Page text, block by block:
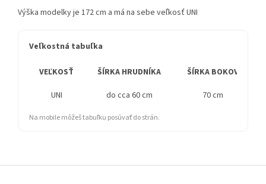
Výška modelky je 172 cm a má na sebe veľkosť UNI
Veľkostná tabuľka
VEĽKOSŤ ŠÍRKA HRUDNÍKA ŠÍRKA BOKOV
UNI
do cca 60 cm 70 cm
Na mobile môžeš tabuľku posúvať do strán.